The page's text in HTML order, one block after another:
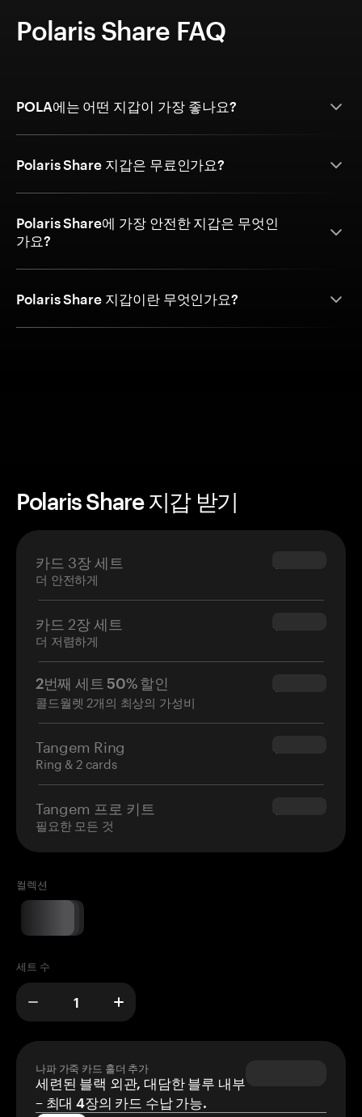
Polaris Share FAQ
POLA에는 어떤 지갑이 가장 좋나요?
Polaris Share 지갑은 무료인가요?
Polaris Share에 가장 안전한 지갑은 무엇인
가요?
Polaris Share 지갑이란 무엇인가요?
Polaris Share 지갑 받기
카드 3장 세트
더 안전하게
$69.90
카드 2장 세트
더 저렴하게
$54.90
2번째 세트 50% 할인
콜드월렛 2개의 최상의 가성비
$34.95
Tangem Ring
Ring & 2 cards
$160.00
Tangem 프로 키트
필요한 모든 것
$180.00
컬렉션
세트 수
나파 가죽 카드 홀더 추가
세련된 블랙 외관, 대담한 블루 내부
– 최대 4장의 카드 수납 가능.